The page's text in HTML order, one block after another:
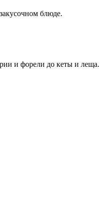
блюде.
и форели до кеты и леща.